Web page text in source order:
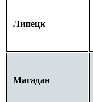
Липецк
Магадан